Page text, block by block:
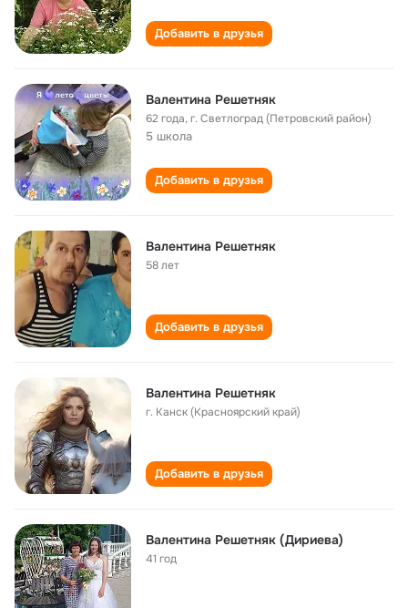
Добавить в друзья
Валентина Решетняк
62 года,г. Светлоград (Петровский район)
5 школа
Добавить в друзья
Валентина Решетняк
58 лет
Добавить в друзья
Валентина Решетняк
г. Канск (Красноярский край)
Добавить в друзья
Валентина Решетняк (Дириева)
41 год